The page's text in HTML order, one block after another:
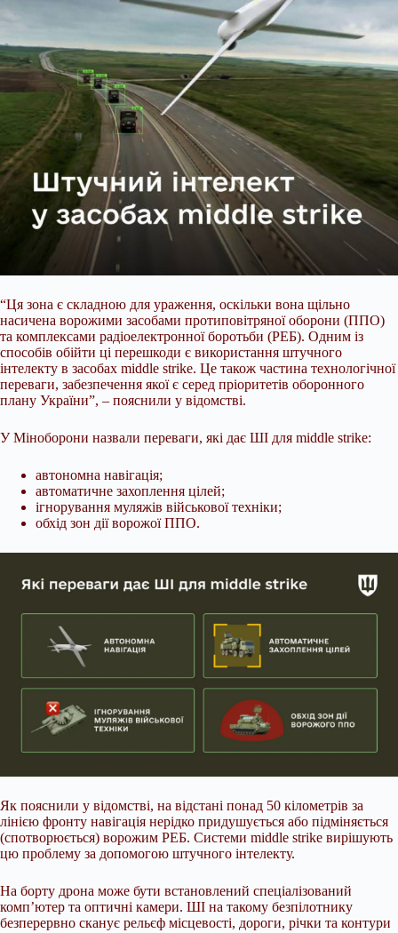
“Ця зона є складною для ураження, оскільки вона щільно
насичена ворожими засобами протиповітряної оборони (ППО)
та комплексами радіоелектронної боротьби (РЕБ). Одним із
способів обійти ці перешкоди є використання штучного
інтелекту в засобах middle strike. Це також частина технологічної
переваги, забезпечення якої є серед пріоритетів оборонного
плану України”, – пояснили у відомстві.
У Міноборони назвали переваги, які дає ШІ для middle strike:
автономна навігація;
автоматичне захоплення цілей;
ігнорування муляжів військової техніки;
обхід зон дії ворожої ППО.
Як пояснили у відомстві, на відстані понад 50 кілометрів за
лінією фронту навігація нерідко придушується або підміняється
(спотворюється) ворожим РЕБ. Системи middle strike вирішують
цю проблему за допомогою штучного інтелекту.
На борту дрона може бути встановлений спеціалізований
компʼютер та оптичні камери. ШІ на такому безпілотнику
безперервно сканує рельєф місцевості, дороги, річки та контури